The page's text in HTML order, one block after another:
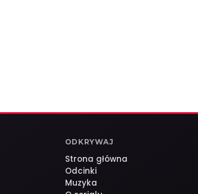
ODKRYWAJ
Strona główna
Odcinki
Muzyka